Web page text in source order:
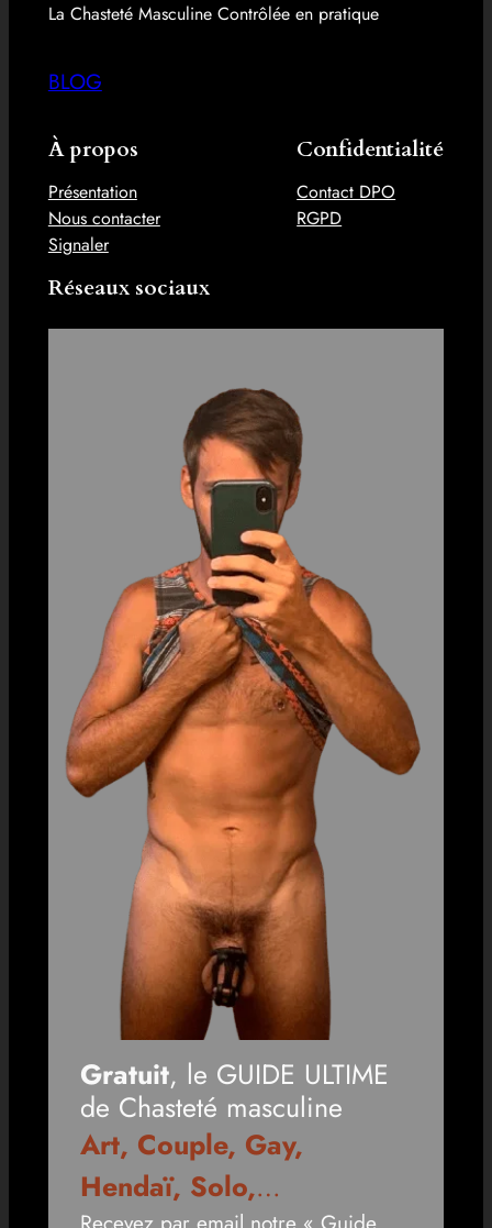
La Chasteté Masculine Contrôlée en pratique
BLOG
À propos
Présentation
Nous contacter
Signaler
Confidentialité
Contact DPO
RGPD
Réseaux sociaux
Gratuit, le GUIDE ULTIME
de Chasteté masculine
Art, Couple, Gay,
Hendaï, Solo,…